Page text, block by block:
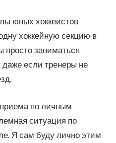
юных хоккеистов
хоккейную секцию в
просто заниматься
если тренеры не
по личным
ситуация по
Я сам буду лично этим